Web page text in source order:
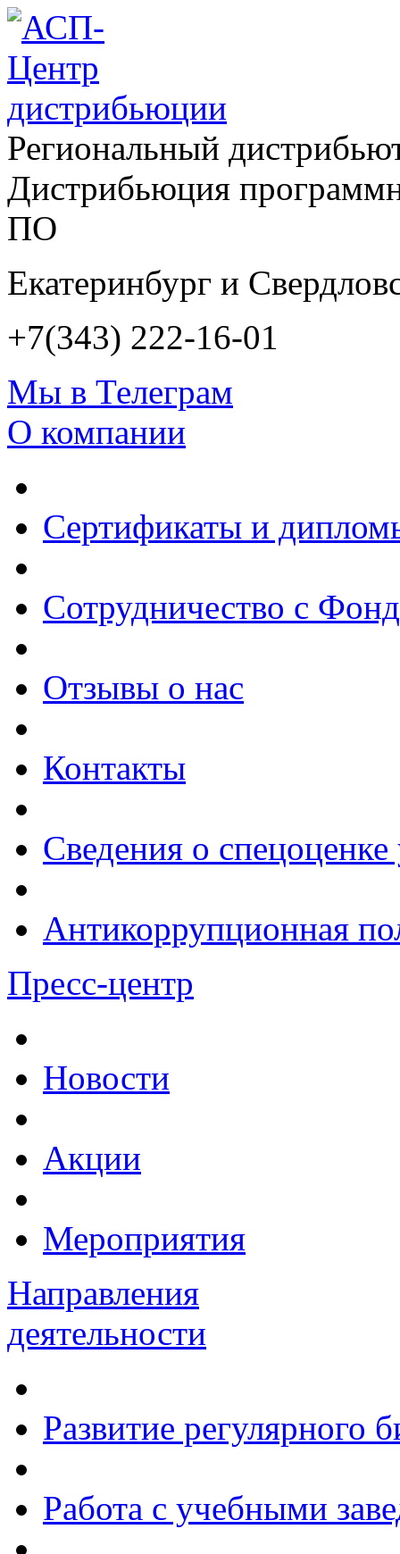
Региональный
Дистрибьюция
ПО
Екатеринбург и
+7(343) 222-16-01
Мы в Телеграм
О компании
Сертификаты и
Сотрудничество с
Отзывы о нас
Контакты
Сведения о
Антикоррупционная
Пресс-центр
Новости
Акции
Мероприятия
Направления
деятельности
Развитие регулярного
Работа с учебными